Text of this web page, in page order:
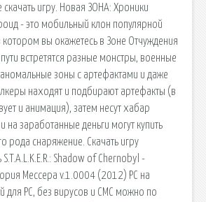
игру. Новая ЗОНА: Хроники
- это мобильный клон популярной
котором вы окажетесь в Зоне Отчуждения
встретятся разные монстры, военные
аномальные зоны с артефактами и даже
находят и подбирают артефакты (в
и анимация), затем несут хабар
на заработанные деньги могут купить
рода снаряжение. Скачать игру
Shadow of Chernobyl -
Мессера v.1.0004 (2012) PC на
для PC, без вирусов и СМС можно по